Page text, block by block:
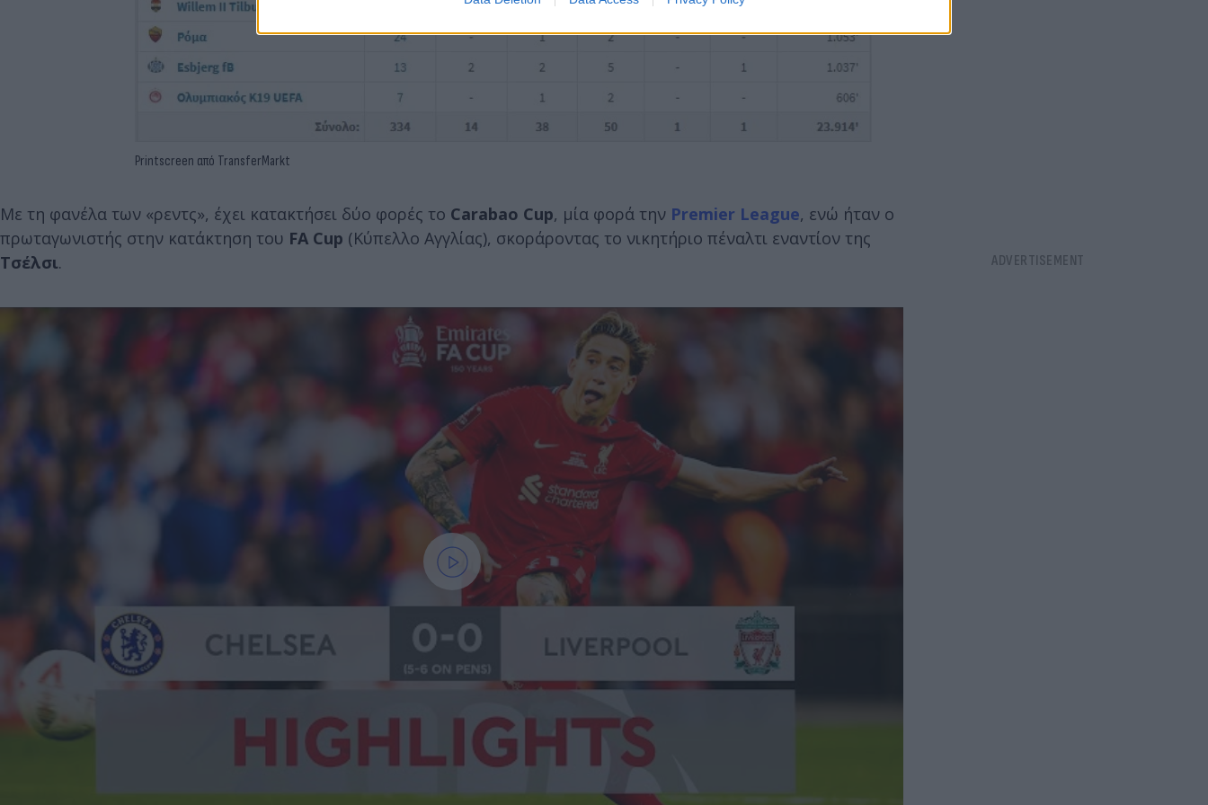
Printscreen από TransferMarkt
Με τη φανέλα των «ρεντς», έχει κατακτήσει δύο φορές το Carabao Cup, μία φορά την Premier League, ενώ ήταν ο
πρωταγωνιστής στην κατάκτηση του FA Cup (Κύπελλο Αγγλίας), σκοράροντας το νικητήριο πέναλτι εναντίον της
Τσέλσι.